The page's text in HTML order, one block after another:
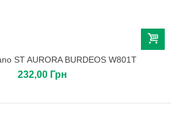
ST AURORA BURDEOS W801T
232,00 Грн